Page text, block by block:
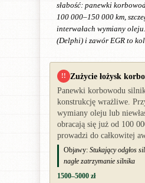
słabość: panewki
100 000–150 000 km,
interwałach wymiany
(Delphi) i zawór EGR to
!! Zużycie łożysk
Panewki korbowodu
konstrukcję wrażliwe.
wymiany oleju lub
obracają się już od 100
prowadzi do całkowitej
Objawy: Stukający odgłos
nagłe zatrzymanie silnika
1500–5000 zł